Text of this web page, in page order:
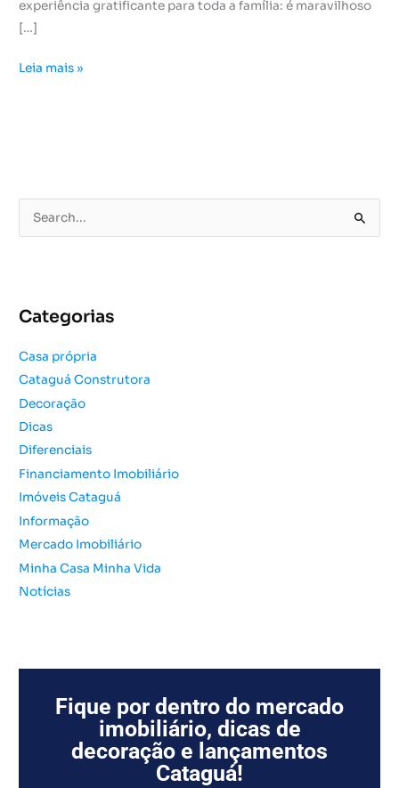
experiência gratificante para toda a família: é maravilhoso
[…]
Leia mais »
e
i
a
r
p
o
r
:
Categorias
Casa própria
Cataguá Construtora
Decoração
Dicas
Diferenciais
Financiamento Imobiliário
Imóveis Cataguá
Informação
Mercado Imobiliário
Minha Casa Minha Vida
Notícias
Fique por dentro do mercado
imobiliário, dicas de
decoração e lançamentos
Cataguá!